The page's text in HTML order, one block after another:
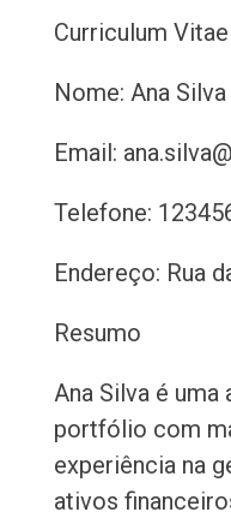
Curriculum Vitae
Nome: Ana Silva
Email:
Telefone:
Endereço: Rua
Resumo
Ana Silva é
portfólio com
experiência na
ativos